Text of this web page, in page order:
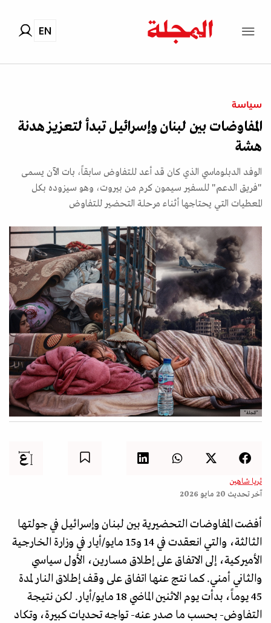
EN
سياسة
المفاوضات بين لبنان وإسرائيل تبدأ لتعزيز هدنة
هشة
الوفد الدبلوماسي الذي كان قد أعد للتفاوض سابقاً، بات الآن يسمى
"فريق الدعم" للسفير سيمون كرم من بيروت، وهو سيزوده بكل
المعطيات التي يحتاجها أثناء مرحلة التحضير للتفاوض
"المجلة"
ثريا شاهين
آخر تحديث 20 مايو 2026
أفضت المفاوضات التحضيرية بين لبنان وإسرائيل في جولتها
الثالثة، والتي انعقدت في 14 و15 مايو/أيار في وزارة الخارجية
الأميركية، إلى الاتفاق على إطلاق مسارين، الأول سياسي
والثاني أمني. كما نتج عنها اتفاق على وقف إطلاق النار لمدة
45 يوماً، بدأت يوم الاثنين الماضي 18 مايو/أيار. لكن نتيجة
التفاوض- بحسب ما صدر عنه- تواجه تحديات كبيرة، وتكاد